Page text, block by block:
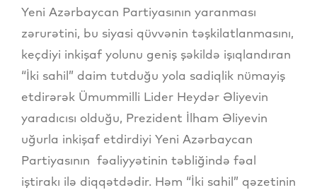
Yeni Azərbaycan Partiyasının yaranması
zərurətini, bu siyasi qüvvənin təşkilatlanmasını,
keçdiyi inkişaf yolunu geniş şəkildə işıqlandıran
“İki sahil” daim tutduğu yola sadiqlik nümayiş
etdirərək Ümummilli Lider Heydər Əliyevin
yaradıcısı olduğu, Prezident İlham Əliyevin
uğurla inkişaf etdirdiyi Yeni Azərbaycan
Partiyasının fəaliyyətinin təbliğində fəal
iştirakı ilə diqqətdədir. Həm “İki sahil” qəzetinin